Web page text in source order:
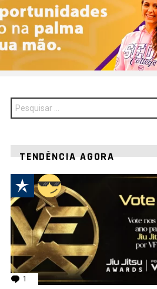
Procurar
por:
TENDÊNCIA AGORA
1 comentário